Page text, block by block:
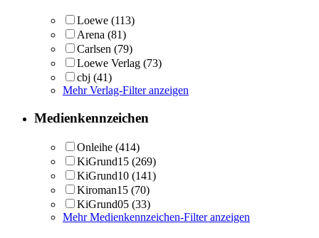
Loewe (113)
Arena (81)
Carlsen (79)
Loewe Verlag (73)
cbj (41)
Mehr Verlag-Filter anzeigen
Medienkennzeichen
Onleihe (414)
KiGrund15 (269)
KiGrund10 (141)
Kiroman15 (70)
KiGrund05 (33)
Mehr Medienkennzeichen-Filter anzeigen